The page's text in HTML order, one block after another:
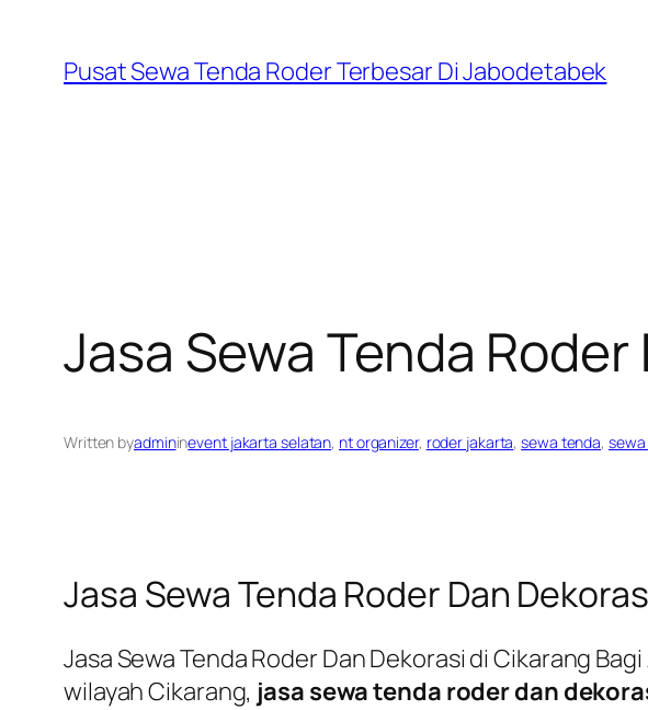
content
Pusat Sewa Tenda Roder Terbesar Di Jabodetabek
Jasa Sewa Tenda
Written byadmininevent jakarta selatan, nt organizer, roder jakarta, sewa tenda,
Jasa Sewa Tenda Roder Dan
Jasa Sewa Tenda Roder Dan Dekorasi di Cikarang
wilayah Cikarang, jasa sewa tenda roder dan